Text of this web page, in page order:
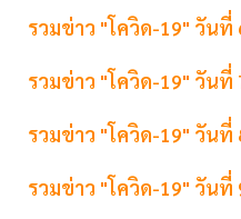
รวมข่าว "โควิด-19" วันที่
รวมข่าว "โควิด-19" วันที่
รวมข่าว "โควิด-19" วันที่
รวมข่าว "โควิด-19" วันที่